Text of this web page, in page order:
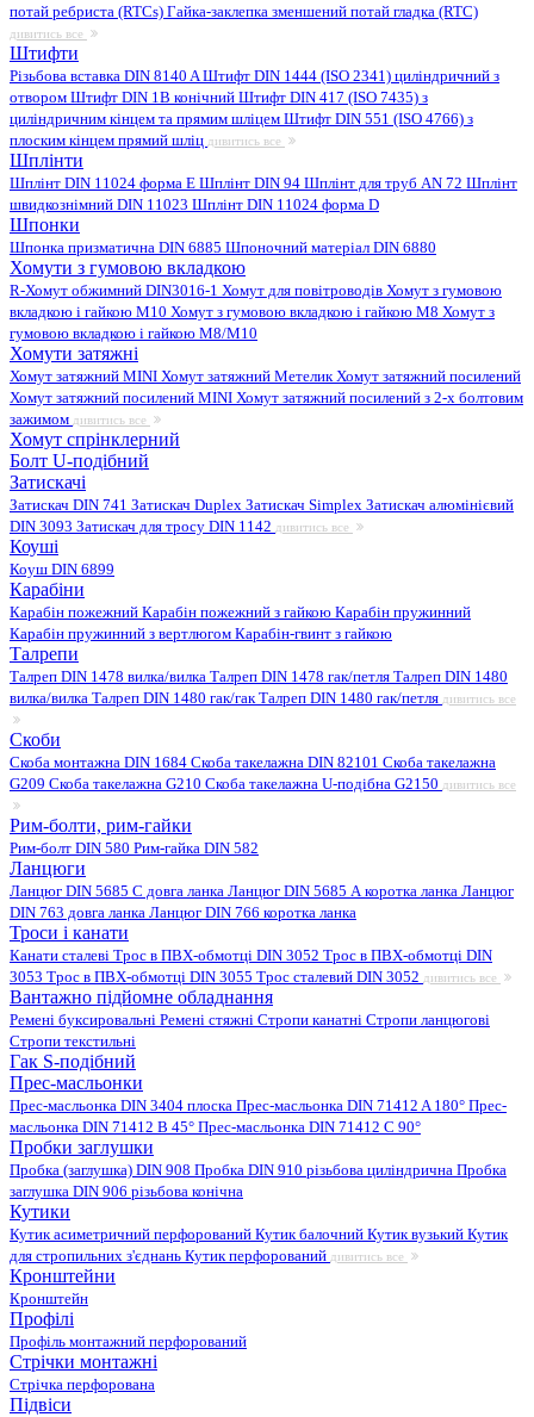
потай ребриста (RTCs) Гайка-заклепка зменшений потай гладка (RTC)
дивитись все
Штифти
Різьбова вставка DIN 8140 AШтифт DIN 1444 (ISO 2341) циліндричний з
отвором Штифт DIN 1B конічний Штифт DIN 417 (ISO 7435) з
циліндричним кінцем та прямим шліцем Штифт DIN 551 (ISO 4766) з
плоским кінцем прямий шліц дивитись все
Шплінти
Шплінт DIN 11024 форма E Шплінт DIN 94 Шплінт для труб AN 72 Шплінт
швидкознімний DIN 11023 Шплінт DIN 11024 форма D
Шпонки
Шпонка призматична DIN 6885 Шпоночний матеріал DIN 6880
Хомути з гумовою вкладкою
R-Хомут обжимний DIN3016-1 Хомут для повітроводів Хомут з гумовою
вкладкою і гайкою M10 Хомут з гумовою вкладкою і гайкою M8 Хомут з
гумовою вкладкою і гайкою М8/M10
Хомути затяжні
Хомут затяжний MINI Хомут затяжний МетеликХомут затяжний посилений
Хомут затяжний посилений MINI Хомут затяжний посилений з 2-х болтовим
зажимом дивитись все
Хомут спрінклерний
Болт U-подібний
Затискачі
Затискач DIN 741 Затискач Duplex Затискач Simplex Затискач алюмінієвий
DIN 3093 Затискач для тросу DIN 1142 дивитись все
Коуші
Коуш DIN 6899
Карабіни
Карабін пожежний Карабін пожежний з гайкою Карабін пружинний
Карабін пружинний з вертлюгом Карабін-гвинт з гайкою
Талрепи
Талреп DIN 1478 вилка/вилка Талреп DIN 1478 гак/петля Талреп DIN 1480
вилка/вилка Талреп DIN 1480 гак/гакТалреп DIN 1480 гак/петля дивитись все
Скоби
Скоба монтажна DIN 1684 Скоба такелажна DIN 82101 Скоба такелажна
G209 Скоба такелажна G210 Скоба такелажна U-подібна G2150 дивитись все
Рим-болти, рим-гайки
Рим-болт DIN 580 Рим-гайка DIN 582
Ланцюги
Ланцюг DIN 5685 C довга ланка Ланцюг DIN 5685 А коротка ланка Ланцюг
DIN 763 довга ланка Ланцюг DIN 766 коротка ланка
Троси і канати
Канати сталеві Трос в ПВХ-обмотці DIN 3052 Трос в ПВХ-обмотці DIN
3053 Трос в ПВХ-обмотці DIN 3055 Трос сталевий DIN 3052 дивитись все
Вантажно підйомне обладнання
Ремені буксировальні Ремені стяжні Стропи канатні Стропи ланцюгові
Стропи текстильні
Гак S-подібний
Прес-масльонки
Прес-масльонка DIN 3404 плоска Прес-масльонка DIN 71412 A 180° Прес-
масльонка DIN 71412 B 45° Прес-масльонка DIN 71412 C 90°
Пробки заглушки
Пробка (заглушка) DIN 908 Пробка DIN 910 різьбова циліндрична Пробка
заглушка DIN 906 різьбова конічна
Кутики
Кутик асиметричний перфорований Кутик балочний Кутик вузький Кутик
для стропильних з'єднань Кутик перфорований дивитись все
Кронштейни
Кронштейн
Профілі
Профіль монтажний перфорований
Стрічки монтажні
Стрічка перфорована
Підвіси